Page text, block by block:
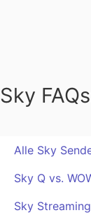
Sky
Alle Sky
Sky Q vs.
Sky